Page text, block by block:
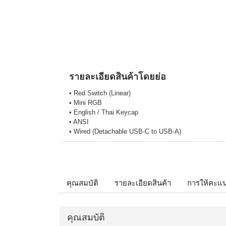
รายละเอียดสินค้าโดยย่อ
• Red Switch (Linear)
• Mini RGB
• English / Thai Keycap
• ANSI
• Wired (Detachable USB-C to USB-A)
คุณสมบัติ รายละเอียดสินค้า การให้คะแ
คุณสมบัติ